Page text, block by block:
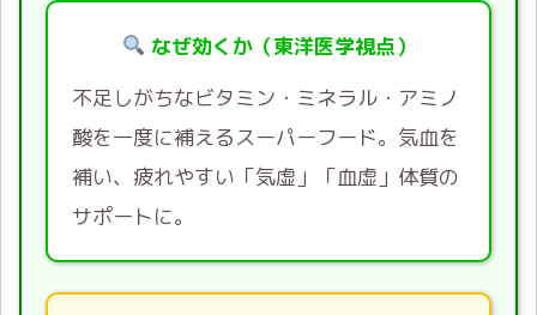
なぜ効くか（東洋医学視点）
不足しがちなビタミン・ミネラル・アミノ
酸を一度に補えるスーパーフード。気血を
補い、疲れやすい「気虚」「血虚」体質の
サポートに。